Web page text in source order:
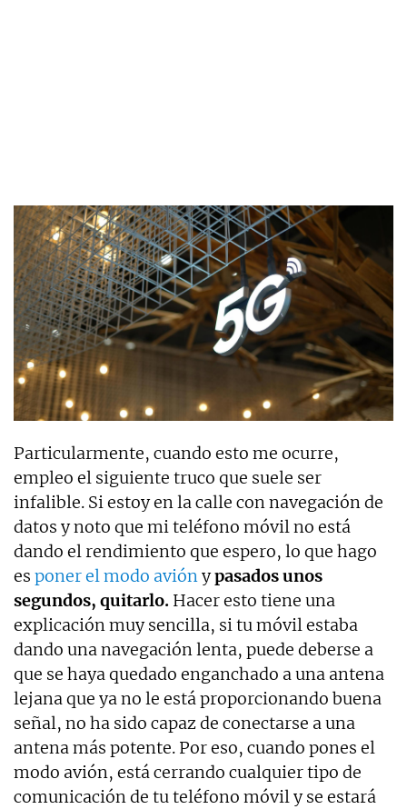
Particularmente, cuando esto me ocurre,
empleo el siguiente truco que suele ser
infalible. Si estoy en la calle con navegación de
datos y noto que mi teléfono móvil no está
dando el rendimiento que espero, lo que hago
es poner el modo aviónypasados unos
segundos, quitarlo. Hacer esto tiene una
explicación muy sencilla, si tu móvil estaba
dando una navegación lenta, puede deberse a
que se haya quedado enganchado a una antena
lejana que ya no le está proporcionando buena
señal, no ha sido capaz de conectarse a una
antena más potente. Por eso, cuando pones el
modo avión, está cerrando cualquier tipo de
comunicación de tu teléfono móvil y se estará